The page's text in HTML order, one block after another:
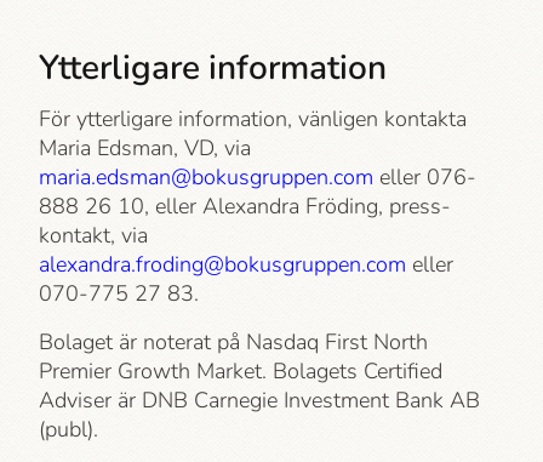
Ytterligare information
För ytterligare information, vänligen kontakta
Maria Edsman, VD, via
maria.edsman@bokusgruppen.com eller 076-
888 26 10, eller Alexandra Fröding, press­
kontakt, via
alexandra.froding@bokusgruppen.com eller
070-775 27 83.
Bolaget är noterat på Nasdaq First North
Premier Growth Market. Bolagets Certified
Adviser är DNB Carnegie Investment Bank AB
(publ).